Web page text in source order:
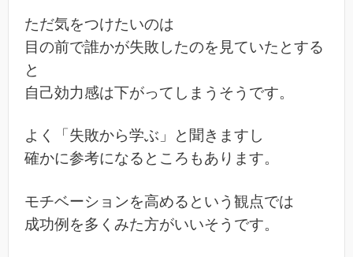
ただ気をつけたいのは
目の前で誰かが失敗したのを見ていたとする
と
自己効力感は下がってしまうそうです。
よく「失敗から学ぶ」と聞きますし
確かに参考になるところもあります。
モチベーションを高めるという観点では
成功例を多くみた方がいいそうです。